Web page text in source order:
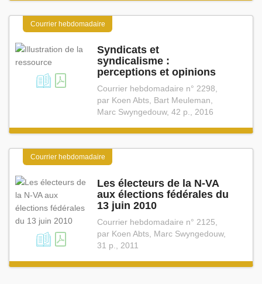
Courrier hebdomadaire
Syndicats et
syndicalisme :
perceptions et opinions
Courrier hebdomadaire n° 2298,
par Koen Abts, Bart Meuleman,
Marc Swyngedouw, 42 p., 2016
Courrier hebdomadaire
Les électeurs de la N⁠-⁠VA
aux élections fédérales du
13 juin 2010
Courrier hebdomadaire n° 2125,
par Koen Abts, Marc Swyngedouw,
31 p., 2011